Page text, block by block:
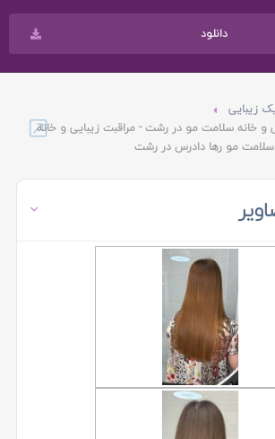
دانلود
زیبایی
و خانه سلامت مو در رشت - مراقبت زیبایی و خانه
سلامت مو رها دادرس در رشت